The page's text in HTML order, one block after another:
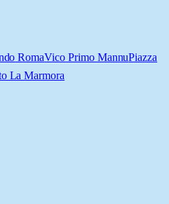
RomaVico Primo MannuPiazza
La Marmora